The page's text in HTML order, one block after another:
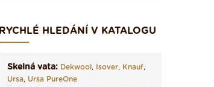
RYCHLÉ HLEDÁNÍ V KATALOGU
Skelná vata: Dekwool, Isover, Knauf,
Ursa, Ursa PureOne